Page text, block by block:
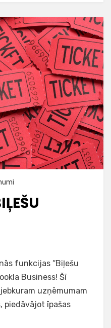
funkcijas “Biļešu
Business! Šī
uzņēmumam
piedāvājot īpašas